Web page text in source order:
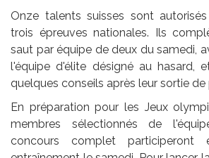
Onze talents suisses sont
trois épreuves nationales. Ils
saut par équipe de deux du samedi,
l'équipe d'élite désigné au hasard,
quelques conseils après leur sortie de
En préparation pour les Jeux
membres sélectionnés de
concours complet participeront